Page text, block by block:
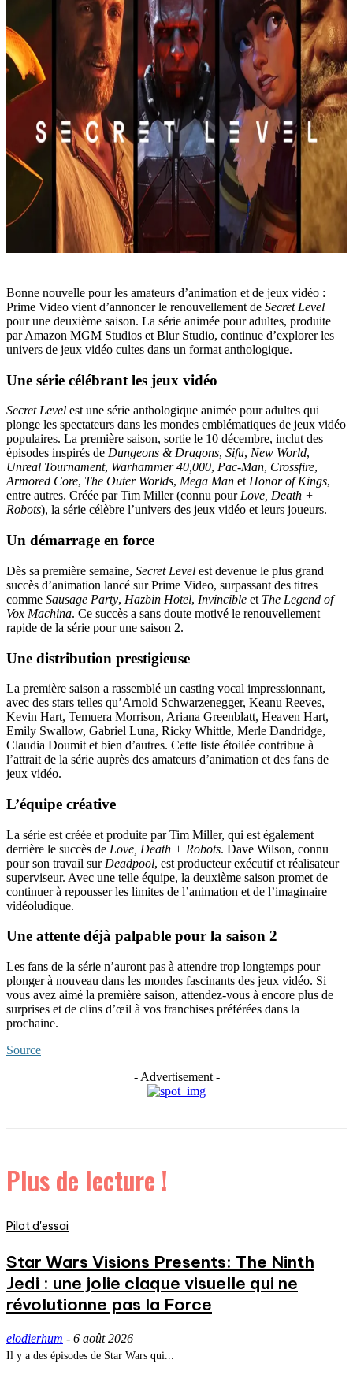
Bonne nouvelle pour les amateurs d’animation et de jeux vidéo :
Prime Video vient d’annoncer le renouvellement de Secret Level
pour une deuxième saison. La série animée pour adultes, produite
par Amazon MGM Studios et Blur Studio, continue d’explorer les
univers de jeux vidéo cultes dans un format anthologique.
Une série célébrant les jeux vidéo
Secret Level est une série anthologique animée pour adultes qui
plonge les spectateurs dans les mondes emblématiques de jeux vidéo
populaires. La première saison, sortie le 10 décembre, inclut des
épisodes inspirés de Dungeons & Dragons, Sifu, New World,
Unreal Tournament, Warhammer 40,000, Pac-Man, Crossfire,
Armored Core, The Outer Worlds, Mega Man etHonor of Kings,
entre autres. Créée par Tim Miller (connu pourLove, Death +
Robots), la série célèbre l’univers des jeux vidéo et leurs joueurs.
Un démarrage en force
Dès sa première semaine, Secret Level est devenue le plus grand
succès d’animation lancé sur Prime Video, surpassant des titres
comme Sausage Party, Hazbin Hotel, Invincible et The Legend of
Vox Machina. Ce succès a sans doute motivé le renouvellement
rapide de la série pour une saison 2.
Une distribution prestigieuse
La première saison a rassemblé un casting vocal impressionnant,
avec des stars telles qu’Arnold Schwarzenegger, Keanu Reeves,
Kevin Hart, Temuera Morrison, Ariana Greenblatt, Heaven Hart,
Emily Swallow, Gabriel Luna, Ricky Whittle, Merle Dandridge,
Claudia Doumit et bien d’autres. Cette liste étoilée contribue à
l’attrait de la série auprès des amateurs d’animation et des fans de
jeux vidéo.
L’équipe créative
La série est créée et produite par Tim Miller, qui est également
derrière le succès de Love, Death + Robots. Dave Wilson, connu
pour son travail sur Deadpool, est producteur exécutif et réalisateur
superviseur. Avec une telle équipe, la deuxième saison promet de
continuer à repousser les limites de l’animation et de l’imaginaire
vidéoludique.
Une attente déjà palpable pour la saison 2
Les fans de la série n’auront pas à attendre trop longtemps pour
plonger à nouveau dans les mondes fascinants des jeux vidéo. Si
vous avez aimé la première saison, attendez-vous à encore plus de
surprises et de clins d’œil à vos franchises préférées dans la
prochaine.
Source
- Advertisement -
Plus de lecture !
Pilot d'essai
Star Wars Visions Presents: The Ninth
Jedi : une jolie claque visuelle qui ne
révolutionne pas la Force
elodierhum - 6 août 2026
Il y a des épisodes de Star Wars qui...